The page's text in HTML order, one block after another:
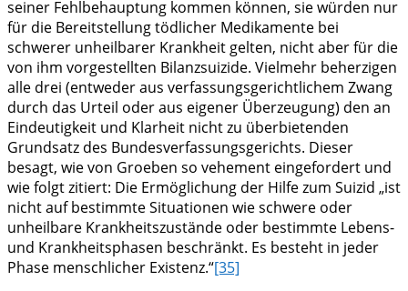
seiner Fehlbehauptung kommen können, sie würden nur
für die Bereitstellung tödlicher Medikamente bei
schwerer unheilbarer Krankheit gelten, nicht aber für die
von ihm vorgestellten Bilanzsuizide. Vielmehr beherzigen
alle drei (entweder aus verfassungsgerichtlichem Zwang
durch das Urteil oder aus eigener Überzeugung) den an
Eindeutigkeit und Klarheit nicht zu überbietenden
Grundsatz des Bundesverfassungsgerichts. Dieser
besagt, wie von Groeben so vehement eingefordert und
wie folgt zitiert: Die Ermöglichung der Hilfe zum Suizid „ist
nicht auf bestimmte Situationen wie schwere oder
unheilbare Krankheitszustände oder bestimmte Lebens-
und Krankheitsphasen beschränkt. Es besteht in jeder
Phase menschlicher Existenz.“[35]